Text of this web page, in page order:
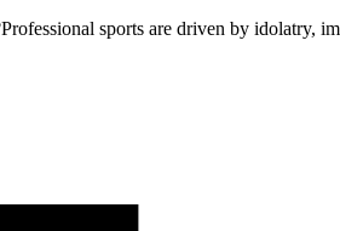
Professional sports are driven by idolatry,